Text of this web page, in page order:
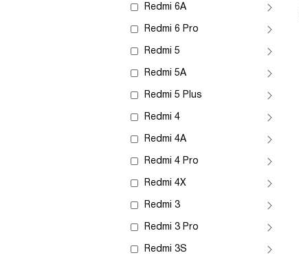
Redmi 6A
Redmi 6 Pro
Redmi 5
Redmi 5A
Redmi 5 Plus
Redmi 4
Redmi 4A
Redmi 4 Pro
Redmi 4X
Redmi 3
Redmi 3 Pro
Redmi 3S